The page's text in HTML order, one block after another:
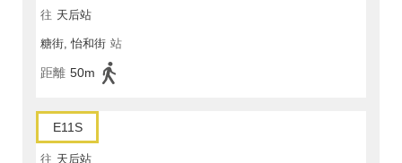
往 天后站
糖街, 怡和街 站
距離 50m
E11S
往 天后站